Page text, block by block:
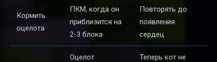
Кормить
оцелота
ПКМ, когда он
приблизится на
2-3 блока
Повторять до
появления
сердец
Оцелот
Теперь кот не